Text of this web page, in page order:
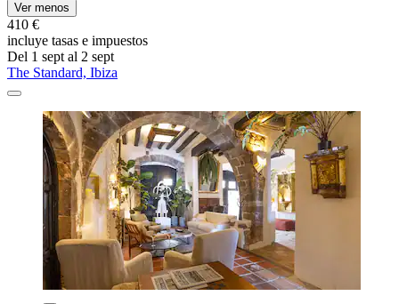
Ver menos
410 €
incluye tasas e impuestos
Del 1 sept al 2 sept
The Standard, Ibiza